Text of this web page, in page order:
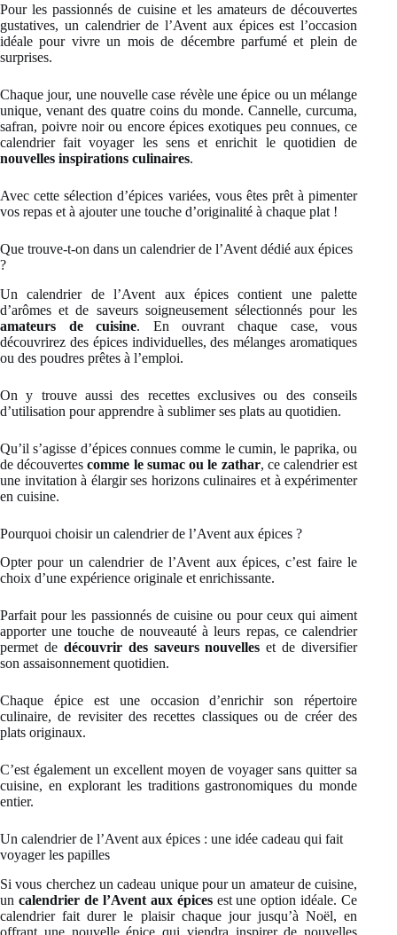
Pour les passionnés de cuisine et les amateurs de découvertes
gustatives, un calendrier de l’Avent aux épices est l’occasion
idéale pour vivre un mois de décembre parfumé et plein de
surprises.
Chaque jour, une nouvelle case révèle une épice ou un mélange
unique, venant des quatre coins du monde. Cannelle, curcuma,
safran, poivre noir ou encore épices exotiques peu connues, ce
calendrier fait voyager les sens et enrichit le quotidien de
nouvelles inspirations culinaires.
Avec cette sélection d’épices variées, vous êtes prêt à pimenter
vos repas et à ajouter une touche d’originalité à chaque plat !
Que trouve-t-on dans un calendrier de l’Avent dédié aux épices
?
Un calendrier de l’Avent aux épices contient une palette
d’arômes et de saveurs soigneusement sélectionnés pour les
amateurs de cuisine. En ouvrant chaque case, vous
découvrirez des épices individuelles, des mélanges aromatiques
ou des poudres prêtes à l’emploi.
On y trouve aussi des recettes exclusives ou des conseils
d’utilisation pour apprendre à sublimer ses plats au quotidien.
Qu’il s’agisse d’épices connues comme le cumin, le paprika, ou
de découvertes comme le sumac ou le zathar, ce calendrier est
une invitation à élargir ses horizons culinaires et à expérimenter
en cuisine.
Pourquoi choisir un calendrier de l’Avent aux épices ?
Opter pour un calendrier de l’Avent aux épices, c’est faire le
choix d’une expérience originale et enrichissante.
Parfait pour les passionnés de cuisine ou pour ceux qui aiment
apporter une touche de nouveauté à leurs repas, ce calendrier
permet de découvrir des saveurs nouvelles et de diversifier
son assaisonnement quotidien.
Chaque épice est une occasion d’enrichir son répertoire
culinaire, de revisiter des recettes classiques ou de créer des
plats originaux.
C’est également un excellent moyen de voyager sans quitter sa
cuisine, en explorant les traditions gastronomiques du monde
entier.
Un calendrier de l’Avent aux épices : une idée cadeau qui fait
voyager les papilles
Si vous cherchez un cadeau unique pour un amateur de cuisine,
un calendrier de l’Avent aux épicesest une option idéale. Ce
calendrier fait durer le plaisir chaque jour jusqu’à Noël, en